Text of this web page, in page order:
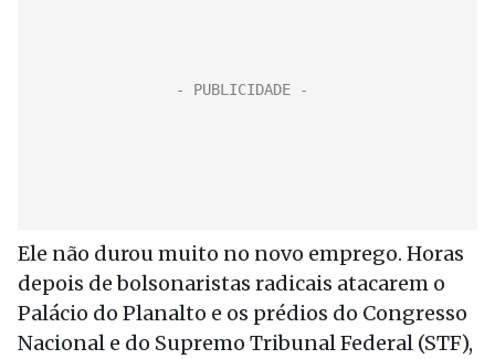
Ele não durou muito no novo emprego. Horas
depois de bolsonaristas radicais atacarem o
Palácio do Planalto e os prédios do Congresso
Nacional e do Supremo Tribunal Federal (STF),